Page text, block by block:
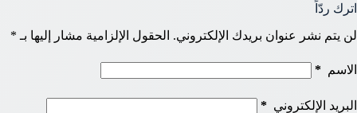
اترك ردّاً
لن يتم نشر عنوان بريدك الإلكتروني. الحقول الإلزامية مشار إليها بـ *
الاسم *
البريد الإلكتروني *